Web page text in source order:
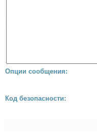
Опции сообщения:
Код безопасности: